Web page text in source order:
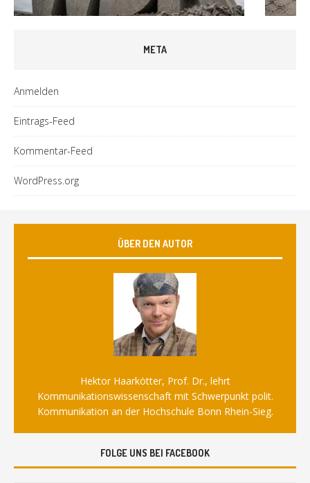
META
Anmelden
Eintrags-Feed
Kommentar-Feed
WordPress.org
ÜBER DEN AUTOR
Hektor Haarkötter, Prof. Dr., lehrt
Kommunikationswissenschaft mit Schwerpunkt polit.
Kommunikation an der Hochschule Bonn Rhein-Sieg.
FOLGE UNS BEI FACEBOOK